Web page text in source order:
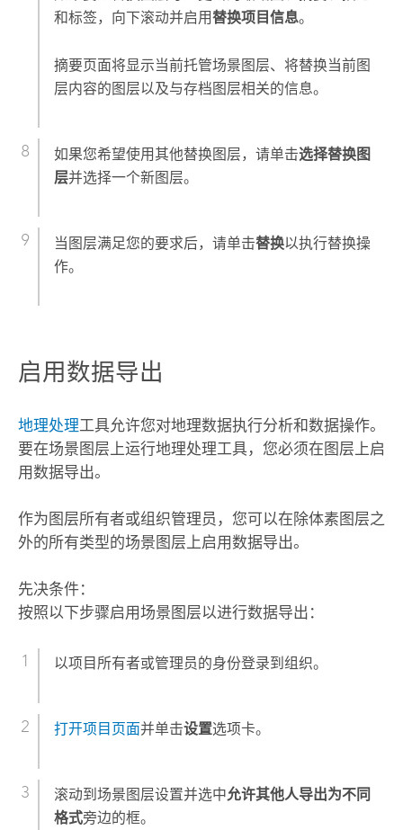
和标签，向下滚动并启用替换项目信息。
摘要页面将显示当前托管场景图层、将替换当前图
层内容的图层以及与存档图层相关的信息。
如果您希望使用其他替换图层，请单击选择替换图
层并选择一个新图层。
当图层满足您的要求后，请单击替换以执行替换操
作。
启用数据导出
地理处理工具允许您对地理数据执行分析和数据操作。
要在场景图层上运行地理处理工具，您必须在图层上启
用数据导出。
作为图层所有者或组织管理员，您可以在除体素图层之
外的所有类型的场景图层上启用数据导出。
先决条件：
按照以下步骤启用场景图层以进行数据导出：
以项目所有者或管理员的身份登录到组织。
打开项目页面并单击设置选项卡。
滚动到场景图层设置并选中允许其他人导出为不同
格式旁边的框。